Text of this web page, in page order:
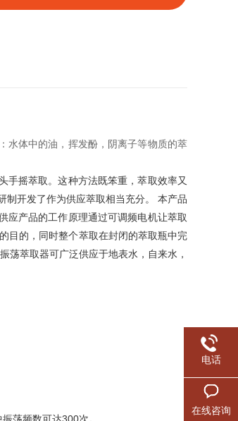
水体中的油，挥发酚，阴离子等物质的萃
手摇萃取。这种方法既笨重，萃取效率又
制开发了作为供应萃取相当充分。 本产品
应产品的工作原理通过可调频电机让萃取
目的，同时整个萃取在封闭的萃取瓶中完
荡萃取器可广泛供应于地表水，自来水，
电话
在线咨询